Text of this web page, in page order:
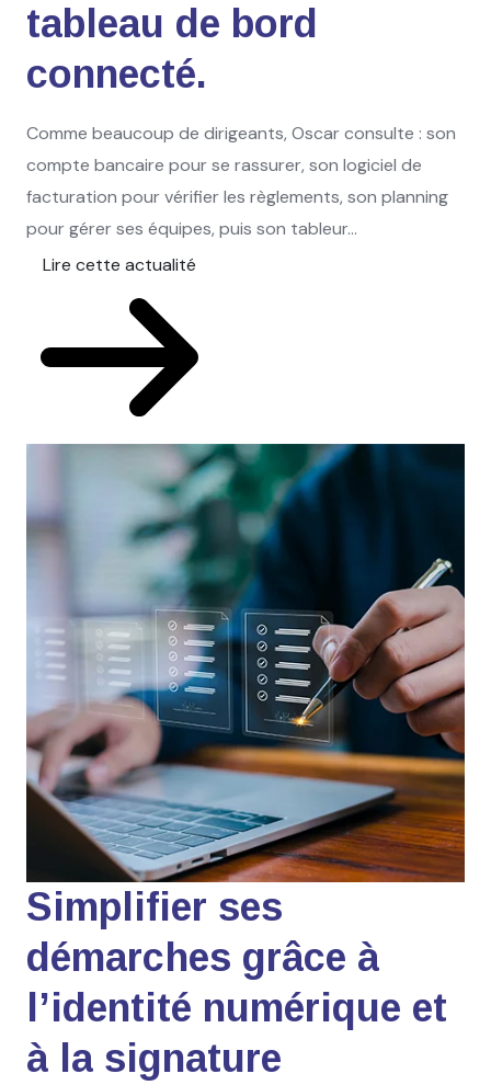
tableau de bord
connecté.
Comme beaucoup de dirigeants, Oscar consulte : son
compte bancaire pour se rassurer, son logiciel de
facturation pour vérifier les règlements, son planning
pour gérer ses équipes, puis son tableur...
Lire cette actualité
Simplifier ses
démarches grâce à
l’identité numérique et
à la signature